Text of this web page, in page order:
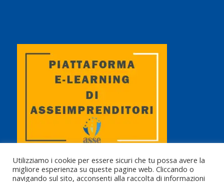
Utilizziamo i cookie per essere sicuri che tu possa avere la
migliore esperienza su queste pagine web. Cliccando o
navigando sul sito, acconsenti alla raccolta di informazioni